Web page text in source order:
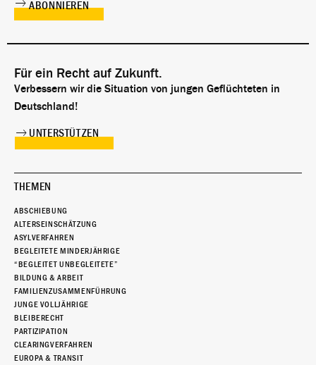
Für ein Recht auf Zukunft.
Verbessern wir die Situation von jungen Geflüchteten in
Deutschland!
UNTERSTÜTZEN
THEMEN
ABSCHIEBUNG
ALTERSEINSCHÄTZUNG
ASYLVERFAHREN
BEGLEITETE MINDERJÄHRIGE
“BEGLEITET UNBEGLEITETE”
BILDUNG & ARBEIT
FAMILIENZUSAMMENFÜHRUNG
JUNGE VOLLJÄHRIGE
BLEIBERECHT
PARTIZIPATION
CLEARINGVERFAHREN
EUROPA & TRANSIT